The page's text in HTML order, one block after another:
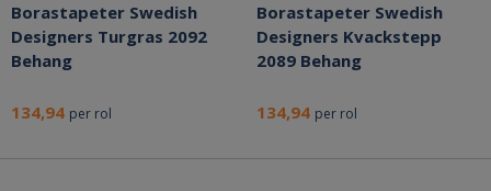
Borastapeter Swedish
Designers Turgras 2092
Behang
134,94 per rol
Borastapeter Swedish
Designers Kvackstepp
2089 Behang
134,94 per rol